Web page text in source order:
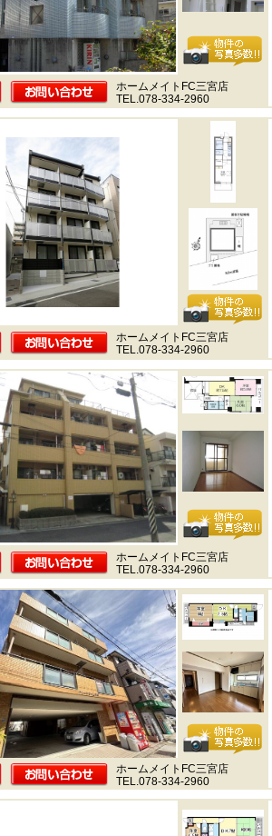
ホームメイトFC三宮店
TEL.078-334-2960
ホームメイトFC三宮店
TEL.078-334-2960
ホームメイトFC三宮店
TEL.078-334-2960
ホームメイトFC三宮店
TEL.078-334-2960